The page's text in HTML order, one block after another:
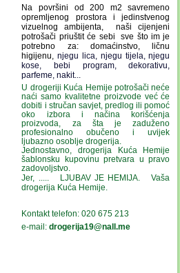
Na površini od 200 m2 savremeno
opremljenog prostora i jedinstvenog
vizuelnog ambijenta, naši cijenjeni
potrošači priuštit će sebi sve što im je
potrebno za: domaćinstvo, ličnu
higijenu, njegu lica, njegu tijela, njegu
kose, bebi program,dekorativu,
parfeme, nakit...
U drogeriji Kuća Hemije potrošači neće
naći samo kvalitetne proizvode već će
dobiti i stručan savjet, predlog ili pomoć
oko izbora i načina korišćenja
proizvoda, za šta je zaduženo
profesionalno obučeno i uvijek
ljubazno osoblje drogerija.
Jednostavno, drogerija Kuća Hemije
šablonsku kupovinu pretvara u pravo
zadovoljstvo.
Jer, ..... LJUBAV JE HEMIJA. Vaša
drogerija Kuća Hemije.
Kontakt telefon: 020 675 213
e-mail:drogerija19@nall.me